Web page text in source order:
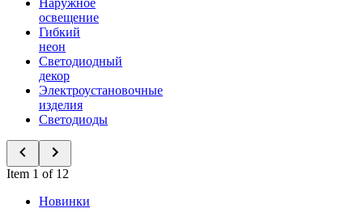
Наружное
освещение
Гибкий
неон
Светодиодный
декор
Электроустановочные
изделия
Светодиоды
Item 1 of 12
Новинки